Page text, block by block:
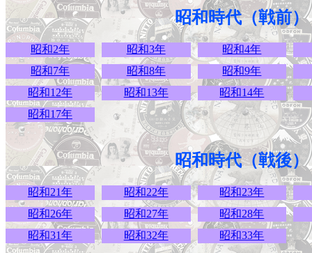
昭和時代（戦前）
昭和2年 昭和3年
昭和4年
昭和7年
昭和8年
昭和9年
昭和12年
昭和13年
昭和14年
昭和17年
昭和時代（戦後）
昭和21年 昭和22年
昭和23年
昭和26年
昭和27年
昭和28年
昭和31年
昭和32年 昭和33年